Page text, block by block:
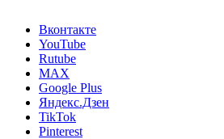
Вконтакте
YouTube
Rutube
MAX
Google Plus
Яндекс.Дзен
TikTok
Pinterest